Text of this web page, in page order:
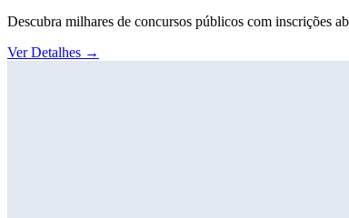
Descubra milhares de concursos públicos com inscrições
Ver Detalhes →